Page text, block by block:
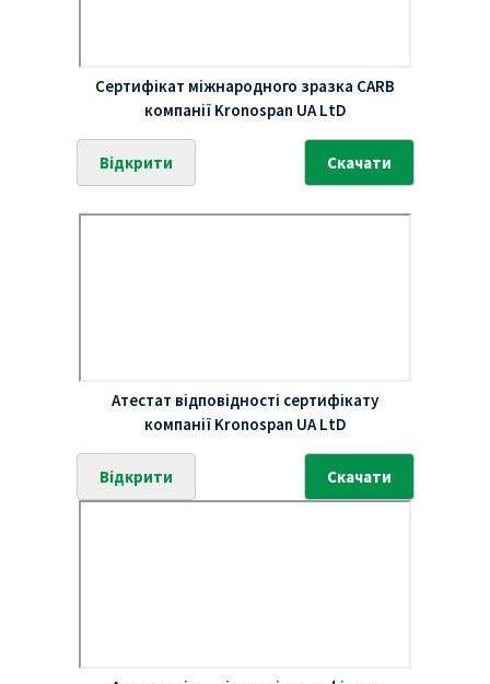
Сертифікат міжнародного зразка CARB
компанії Kronospan UA LtD
Відкрити Скачати
Атестат відповідності сертифікату
компанії Kronospan UA LtD
Відкрити Скачати